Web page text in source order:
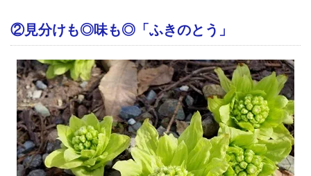
②見分けも◎味も◎「ふきのとう」